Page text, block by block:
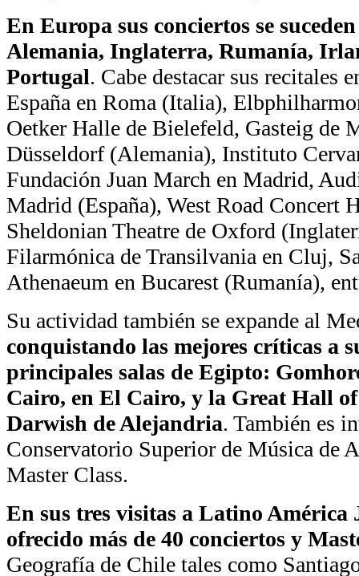
En Europa sus conciertos se
Alemania, Inglaterra, Rumanía,
Portugal. Cabe destacar sus recitales
España en Roma (Italia),
Oetker Halle de Bielefeld, Gasteig de
Düsseldorf (Alemania), Instituto
Fundación Juan March en Madrid,
Madrid (España), West Road Concert
Sheldonian Theatre de Oxford
Filarmónica de Transilvania en Cluj,
Athenaeum en Bucarest (Rumanía),
Su actividad también se expande al
conquistando las mejores críticas a
principales salas de Egipto:
Cairo, en El Cairo, y la Great Hall
Darwish de Alejandria. También es
Conservatorio Superior de Música de
Master Class.
En sus tres visitas a Latino América
ofrecido más de 40 conciertos y
Geografía de Chile tales como